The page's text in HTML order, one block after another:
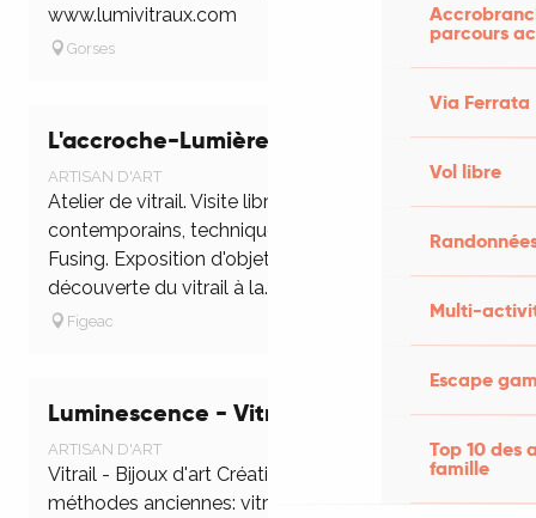
parcours
Via Ferrata
Vol libre
Multi-
Escape
Top 10 des
famille
www.lumivitraux.com
Gorses
L'accroche-Lumière
ARTISAN D'ART
Atelier de vitrail. Visite libre Création de vitraux
contemporains, technique plomb et Tiffany.
Fusing. Exposition d'objets décoratifs. Stages de
découverte du vitrail à la...
Figeac
Luminescence - Vitraux
ARTISAN D'ART
Vitrail - Bijoux d'art Création utilisant les
méthodes anciennes: vitrail au plomb, technique